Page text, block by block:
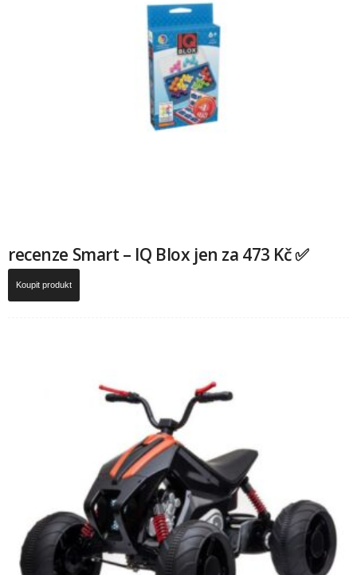
recenze Smart – IQ Blox jen za 473 Kč ✅
Koupit produkt